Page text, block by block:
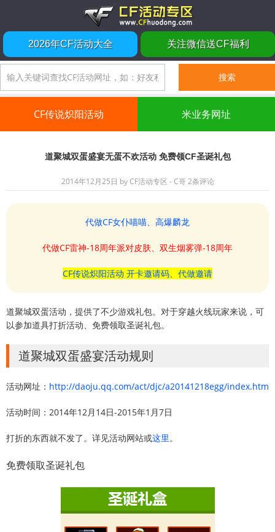
2026年CF活动大全 关注微信送CF福利
CF传说炽阳活动 米业务网址
道聚城双蛋盛宴无蛋不欢活动 免费领CF圣诞礼包
2014年12月25日 byCF活动专区 - C哥 2条评论
代做CF女仆喵喵、高爆麟龙
代做CF雷神-18周年派对皮肤、双生烟雾弹-18周年
CF传说炽阳活动 开卡邀请码、代做邀请
道聚城双蛋活动，提供了不少游戏礼包。对于穿越火线玩家来说，可
以参加道具打折活动、免费领取圣诞礼包。
道聚城双蛋盛宴活动规则
活动网址： http://daoju.qq.com/act/djc/a20141218egg/index.htm
活动时间：2014年12月14日-2015年1月7日
打折的东西就不发了。详见活动网站或这里。
免费领取圣诞礼包